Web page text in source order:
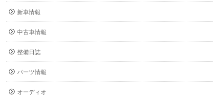
新車情報
中古車情報
整備日誌
パーツ情報
オーディオ